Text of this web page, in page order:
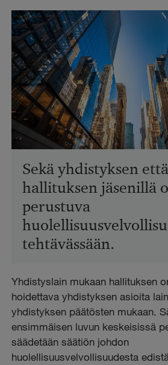
Sekä yhdistyksen
hallituksen jäsenillä
perustuva
tehtävässään.
Yhdistyslain mukaan hallituksen
hoidettava yhdistyksen asioita
yhdistyksen päätösten mukaan.
ensimmäisen luvun keskeisissä
säädetään säätiön johdon
huolellisuusvelvollisuudesta